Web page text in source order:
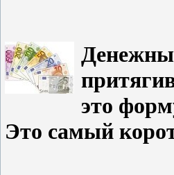
это
Это самый